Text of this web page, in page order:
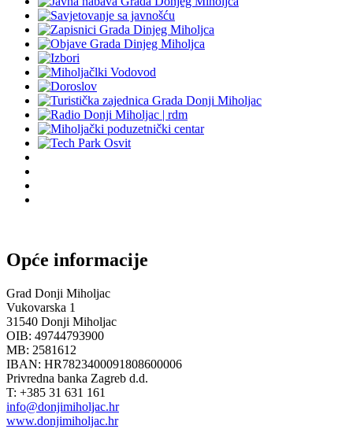
Opće informacije
Grad Donji Miholjac
Vukovarska 1
31540 Donji Miholjac
OIB: 49744793900
MB: 2581612
IBAN: HR7823400091808600006
Privredna banka Zagreb d.d.
T: +385 31 631 161
info@donjimiholjac.hr
www.donjimiholjac.hr